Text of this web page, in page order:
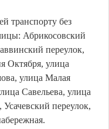
транспорту без
Абрикосовский
переулок,
Октября, улица
улица Малая
Савельева, улица
переулок,